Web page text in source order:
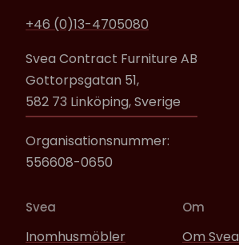
+46 (0)13-4705080
Svea Contract Furniture AB
Gottorpsgatan 51,
582 73 Linköping, Sverige
Organisationsnummer:
556608-0650
Svea
Inomhusmöbler
Om
Om Svea